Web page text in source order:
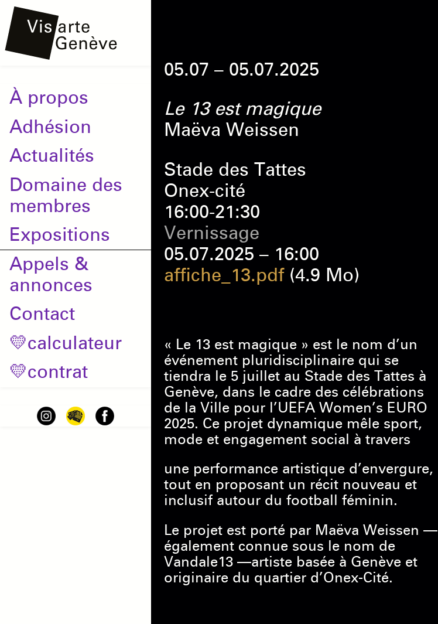
Aller
au
contenu
Main
navigation
À propos
Adhésion
Actualités
Domaine des
membres
Expositions
Appels &
annonces
Contact
💛calculateur
💛contrat
05.07 – 05.07.2025
Le 13 est magique
Maëva Weissen
Stade des Tattes
Onex-cité
16:00-21:30
Vernissage
05.07.2025 – 16:00
affiche_13.pdf (4.9 Mo)
« Le 13 est magique » est le nom d’un
événement pluridisciplinaire qui se
tiendra le 5 juillet au Stade des Tattes à
Genève, dans le cadre des célébrations
de la Ville pour l’UEFA Women’s EURO
2025. Ce projet dynamique mêle sport,
mode et engagement social à travers
une performance artistique d’envergure,
tout en proposant un récit nouveau et
inclusif autour du football féminin.
Le projet est porté par Maëva Weissen —
également connue sous le nom de
Vandale13 —artiste basée à Genève et
originaire du quartier d’Onex-Cité.